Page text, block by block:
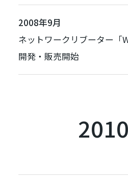
2008年9月
ネットワークリブーター「
開発・販売開始